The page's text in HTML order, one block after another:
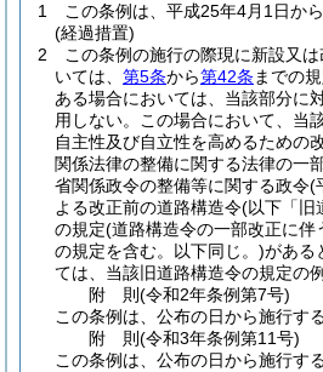
1
この条例は、平成25年4月1日から
(経過措置)
2
この条例の施行の際現に新設又
いては、 第5条から第42条 までの
ある場合においては、当該部分に
用しない。
この場合において、当
自主性及び自立性を高めるための
関係法律の整備に関する法律の一
省関係政令の整備等に関する政令(
よる改正前の道路構造令(以下「旧
の規定(道路構造令の一部改正に伴
の規定を含む。以下同じ。)がある
ては、当該旧道路構造令の規定の
附 則(令和2年条例第7号)
この条例は、公布の日から施行する
附 則(令和3年条例第11号)
この条例は、公布の日から施行する